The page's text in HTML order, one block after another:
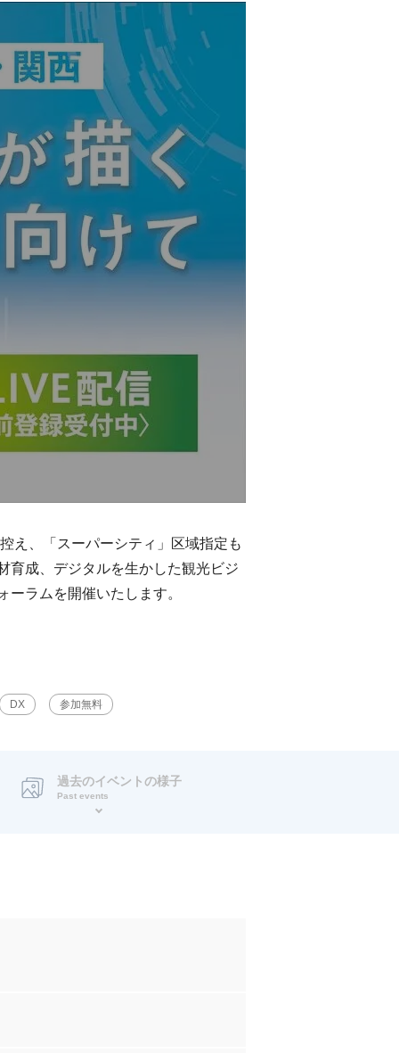
え、「スーパーシティ」区域指定も
育成、デジタルを生かした観光ビジ
ラムを開催いたします。
DX 参加無料
過去のイベントの様子
Past events